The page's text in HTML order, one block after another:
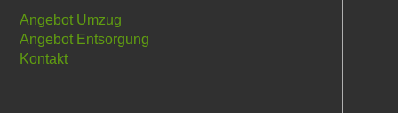
Angebot Umzug
Angebot Entsorgung
Kontakt